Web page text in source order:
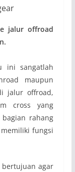
jalur offroad
ini sangatlah
maupun
jalur offroad,
cross yang
rahang
fungsi
agar